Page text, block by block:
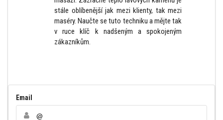
stále oblíbenější jak mezi klienty, tak mezi
maséry. Naučte se tuto techniku a mějte tak
v ruce klíč k nadšeným a spokojeným
zákazníkům.
Email